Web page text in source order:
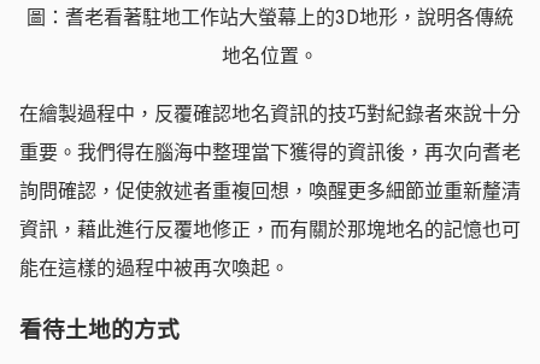
圖：耆老看著駐地工作站大螢幕上的3D地形，說明各傳統
地名位置。
在繪製過程中，反覆確認地名資訊的技巧對紀錄者來說十分
重要。我們得在腦海中整理當下獲得的資訊後，再次向耆老
詢問確認，促使敘述者重複回想，喚醒更多細節並重新釐清
資訊，藉此進行反覆地修正，而有關於那塊地名的記憶也可
能在這樣的過程中被再次喚起。
看待土地的方式